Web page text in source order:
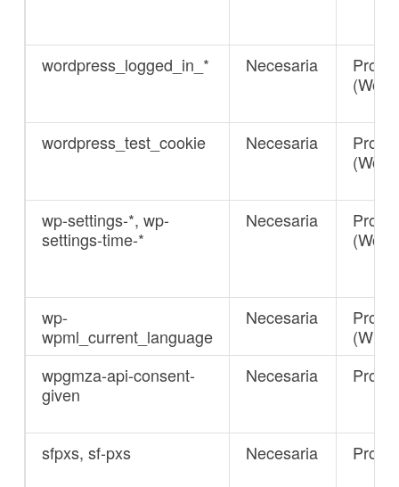
wordpress_logged_in_* Necesaria
Propia
wordpress_test_cookie Necesaria
Propia
wp-settings-*, wp-
settings-time-*
Necesaria
Propia
wp-
wpml_current_language
Necesaria
Propia
wpgmza-api-consent-
given
Necesaria Propia
sfpxs, sf-pxs Necesaria Propia